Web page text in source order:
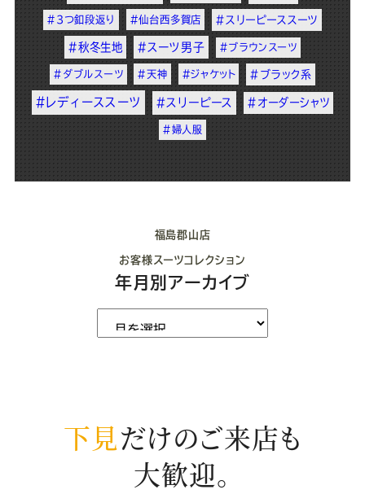
#3つ釦段返り #仙台西多賀店 #スリーピーススーツ
#秋冬生地 #スーツ男子 #ブラウンスーツ
#ダブルスーツ #天神 #ジャケット #ブラック系
#レディーススーツ #スリーピース #オーダーシャツ
#婦人服
福島郡山店
お客様スーツコレクション
年月別アーカイブ
下見だけのご来店も
大歓迎。